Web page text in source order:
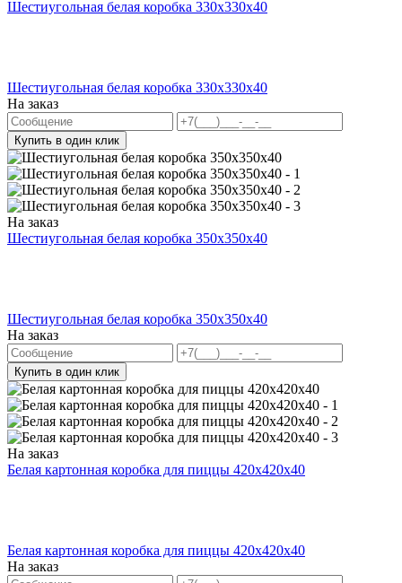
Шестиугольная белая коробка 330x330x40
Шестиугольная белая коробка 330x330x40
На заказ
Купить в один клик
На заказ
Шестиугольная белая коробка 350x350x40
Шестиугольная белая коробка 350x350x40
На заказ
Купить в один клик
На заказ
Белая картонная коробка для пиццы 420х420х40
Белая картонная коробка для пиццы 420х420х40
На заказ